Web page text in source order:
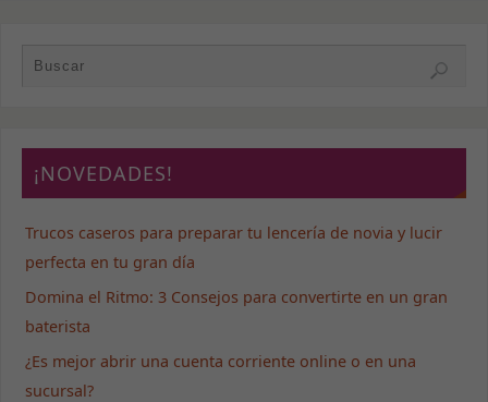
¡NOVEDADES!
Trucos caseros para preparar tu lencería de novia y lucir
perfecta en tu gran día
Domina el Ritmo: 3 Consejos para convertirte en un gran
baterista
¿Es mejor abrir una cuenta corriente online o en una
sucursal?